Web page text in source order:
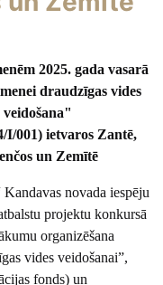
2025. gada vasarā
draudzīgas vides
I/001) ietvaros Zantē,
un Zemītē
novada iespēju
projektu konkursā
organizēšana
vides veidošanai”,
fonds) un